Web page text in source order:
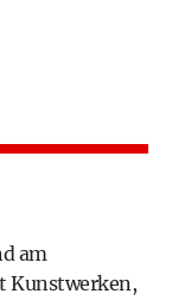
am
Kunstwerken,